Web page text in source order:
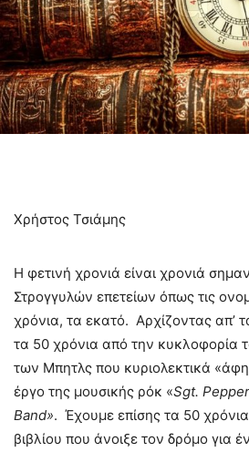
Χρήστος Τσιάμης
Η φετινή χρονιά είναι χρονιά
Στρογγυλών επετείων όπως τις
χρόνια, τα εκατό. Αρχίζοντας απ’
τα 50 χρόνια από την κυκλοφορία
των Μπητλς που κυριολεκτικά
έργο της μουσικής ρόκ «Sgt.
Band». Έχουμε επίσης τα 50
βιβλίου που άνοιξε τον δρόμο για